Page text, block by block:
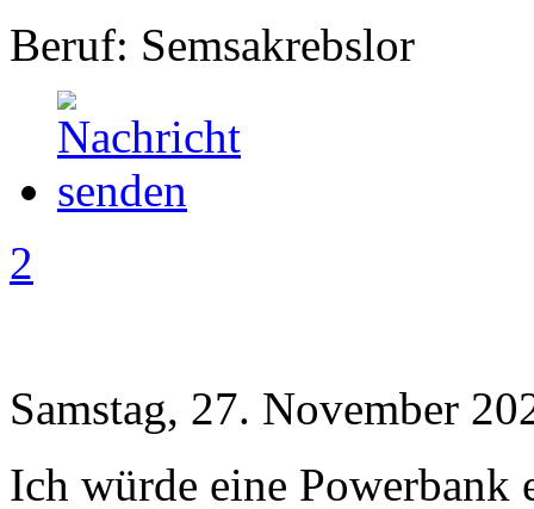
Beruf: Semsakrebslor
2
Samstag, 27. November
Ich würde eine Powerbank